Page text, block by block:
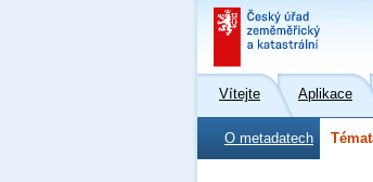
Vítejte Aplikace
O metadatech